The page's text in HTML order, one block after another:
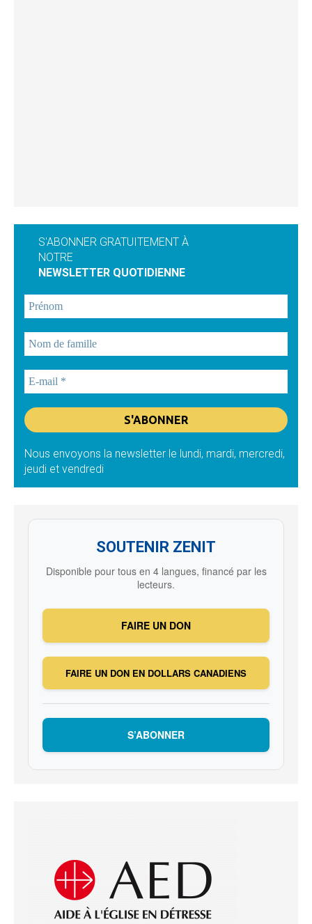
S'ABONNER GRATUITEMENT À
NOTRE
NEWSLETTER QUOTIDIENNE
Nous envoyons la newsletter le lundi, mardi, mercredi,
jeudi et vendredi
SOUTENIR ZENIT
Disponible pour tous en 4 langues, financé par les
lecteurs.
FAIRE UN DON
FAIRE UN DON EN DOLLARS CANADIENS
S’ABONNER